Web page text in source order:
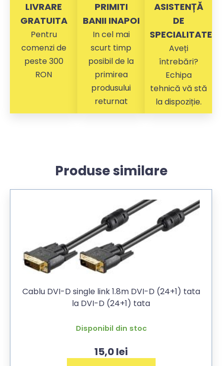
LIVRARE
GRATUITA
Pentru
comenzi de
peste 300
RON
PRIMITI
BANII INAPOI
In cel mai
scurt timp
posibil de la
primirea
produsului
returnat
ASISTENȚĂ
DE
SPECIALITATE
Aveți
întrebări?
Echipa
tehnică vă stă
la dispoziție.
Produse similare
Cablu DVI-D single link 1.8m DVI-D (24+1) tata
la DVI-D (24+1) tata
Disponibil din stoc
15,0lei